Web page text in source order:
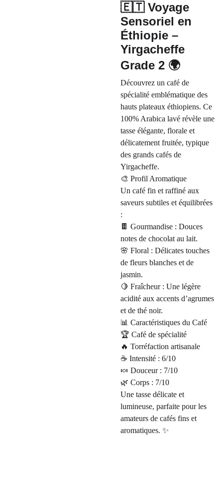
🇪🇹 Voyage
Sensoriel en
Éthiopie –
Yirgacheffe
Grade 2 🌍
Découvrez un café de
spécialité emblématique des
hauts plateaux éthiopiens. Ce
100% Arabica lavé révèle une
tasse élégante, florale et
délicatement fruitée, typique
des grands cafés de
Yirgacheffe.
🎨 Profil Aromatique
Un café fin et raffiné aux
saveurs subtiles et équilibrées
:
🍫 Gourmandise : Douces
notes de chocolat au lait.
🌸 Floral : Délicates touches
de fleurs blanches et de
jasmin.
🍋 Fraîcheur : Une légère
acidité aux accents d’agrumes
et de thé noir.
📊 Caractéristiques du Café
🏆 Café de spécialité
🔥 Torréfaction artisanale
☕ Intensité : 6/10
🍬 Douceur : 7/10
🌿 Corps : 7/10
Une tasse délicate et
lumineuse, parfaite pour les
amateurs de cafés fins et
aromatiques. ✨